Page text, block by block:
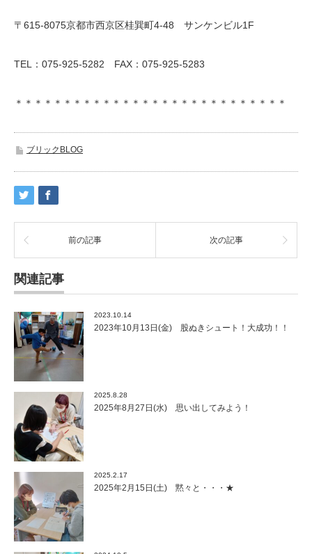
〒615-8075京都市西京区桂巽町4-48 サンケンビル1F
TEL：075-925-5282 FAX：075-925-5283
＊＊＊＊＊＊＊＊＊＊＊＊＊＊＊＊＊＊＊＊＊＊＊＊＊＊＊＊
ブリックBLOG
前の記事 次の記事
関連記事
2023.10.14
2023年10月13日(金) 股ぬきシュート！大成功！！
2025.8.28
2025年8月27日(水) 思い出してみよう！
2025.2.17
2025年2月15日(土) 黙々と・・・★